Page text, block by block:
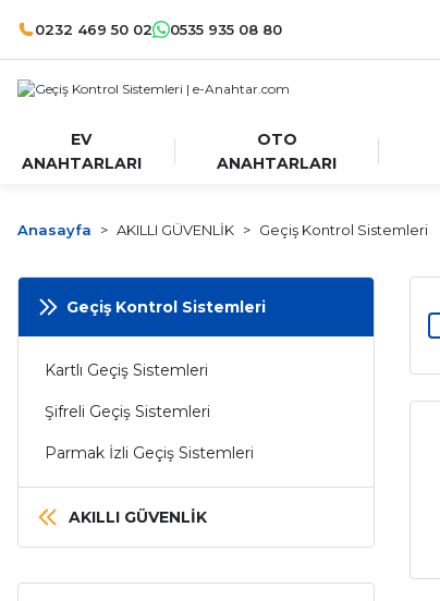
0232 469 50 02 0535 935 08 80
EV
ANAHTARLARI
OTO
ANAHTARLARI
Anasayfa AKILLI GÜVENLİK Geçiş Kontrol Sistemleri
Geçiş Kontrol Sistemleri
Kartlı Geçiş Sistemleri
Şifreli Geçiş Sistemleri
Parmak İzli Geçiş Sistemleri
AKILLI GÜVENLİK